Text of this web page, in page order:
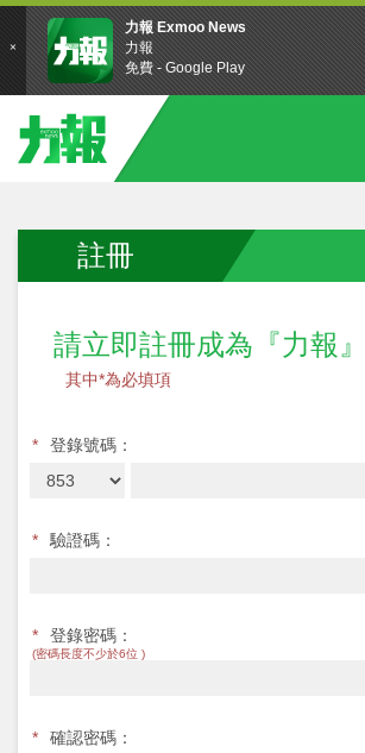
註冊
請立即註冊成為『力報
其中*為必填項
* 登錄號碼：
*
驗證碼：
* 登錄密碼：
(密碼長度不少於6位 )
* 確認密碼：